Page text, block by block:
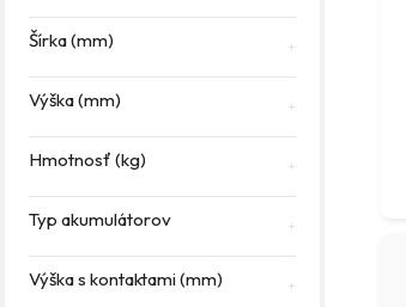
Šírka (mm)
Výška (mm)
Hmotnosť (kg)
Typ akumulátorov
Výška s kontaktami (mm)